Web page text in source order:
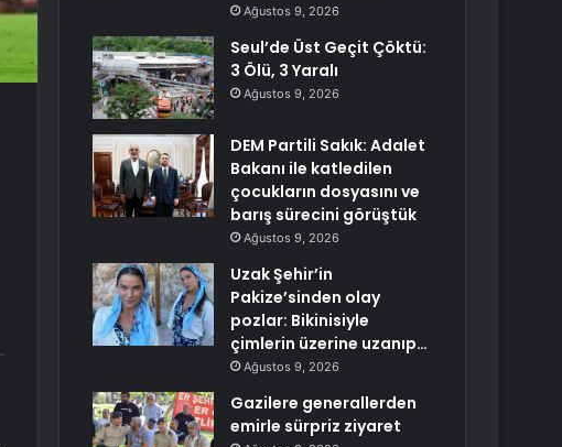
Ağustos 9, 2026
Seul’de Üst Geçit Çöktü:
3 Ölü, 3 Yaralı
Ağustos 9, 2026
DEM Partili Sakık: Adalet
Bakanı ile katledilen
çocukların dosyasını ve
barış sürecini görüştük
Ağustos 9, 2026
Uzak Şehir’in
Pakize’sinden olay
pozlar: Bikinisiyle
çimlerin üzerine uzanıp…
Ağustos 9, 2026
Gazilere generallerden
emirle sürpriz ziyaret